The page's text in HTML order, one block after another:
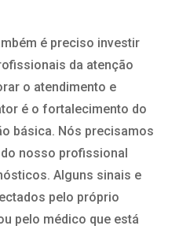
é preciso investir
da atenção
o atendimento e
é o fortalecimento do
básica. Nós precisamos
nosso profissional
Alguns sinais e
pelo próprio
pelo médico que está